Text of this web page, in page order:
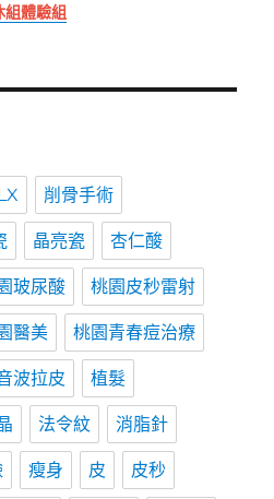
組體驗組
削骨手術
晶亮瓷 杏仁酸
玻尿酸 桃園皮秒雷射
醫美 桃園青春痘治療
波拉皮 植髮
法令紋 消脂針
瘦身 皮 皮秒